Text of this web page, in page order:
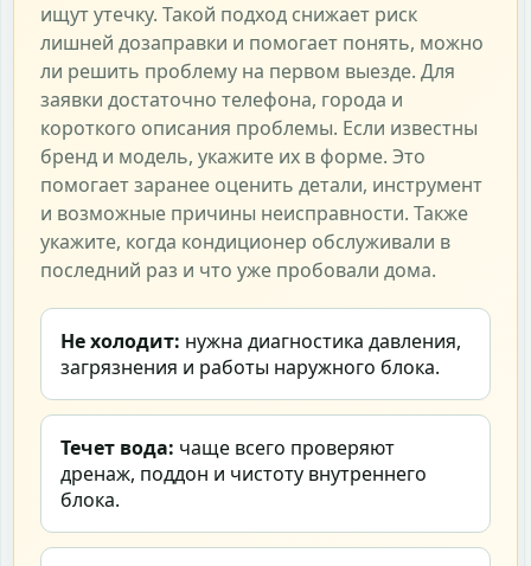
ищут утечку. Такой подход снижает риск
лишней дозаправки и помогает понять, можно
ли решить проблему на первом выезде. Для
заявки достаточно телефона, города и
короткого описания проблемы. Если известны
бренд и модель, укажите их в форме. Это
помогает заранее оценить детали, инструмент
и возможные причины неисправности. Также
укажите, когда кондиционер обслуживали в
последний раз и что уже пробовали дома.
Не холодит: нужна диагностика давления,
загрязнения и работы наружного блока.
Течет вода: чаще всего проверяют
дренаж, поддон и чистоту внутреннего
блока.